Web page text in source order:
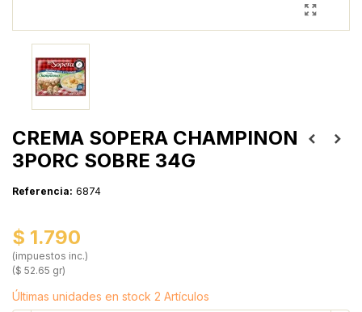
CREMA SOPERA CHAMPINON
3PORC SOBRE 34G
Referencia: 6874
$ 1.790
(impuestos inc.)
($ 52.65 gr)
Últimas unidades en stock 2 Artículos